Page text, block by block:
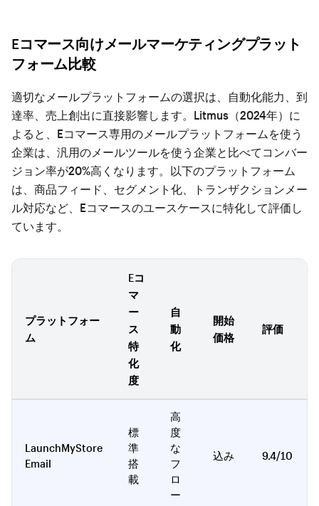
Eコマース向けメールマーケティングプラット
フォーム比較
適切なメールプラットフォームの選択は、自動化能力、到
達率、売上創出に直接影響します。Litmus（2024年）に
よると、Eコマース専用のメールプラットフォームを使う
企業は、汎用のメールツールを使う企業と比べてコンバー
ジョン率が20%高くなります。以下のプラットフォーム
は、商品フィード、セグメント化、トランザクションメー
ル対応など、Eコマースのユースケースに特化して評価し
ています。
プラットフォー
ム
Eコ
マ
ー
ス
特
化
度
自
動
化
開始
価格
評価
LaunchMyStore
Email
標
準
搭
載
高
度
な
フ
ロ
ー
込み 9.4/10